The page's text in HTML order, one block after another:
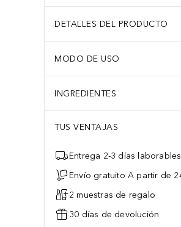
DETALLES DEL PRODUCTO
MODO DE USO
INGREDIENTES
TUS VENTAJAS
Entrega 2-3 días laborables
Envío gratuito A partir de
2 muestras de regalo
30 días de devolución